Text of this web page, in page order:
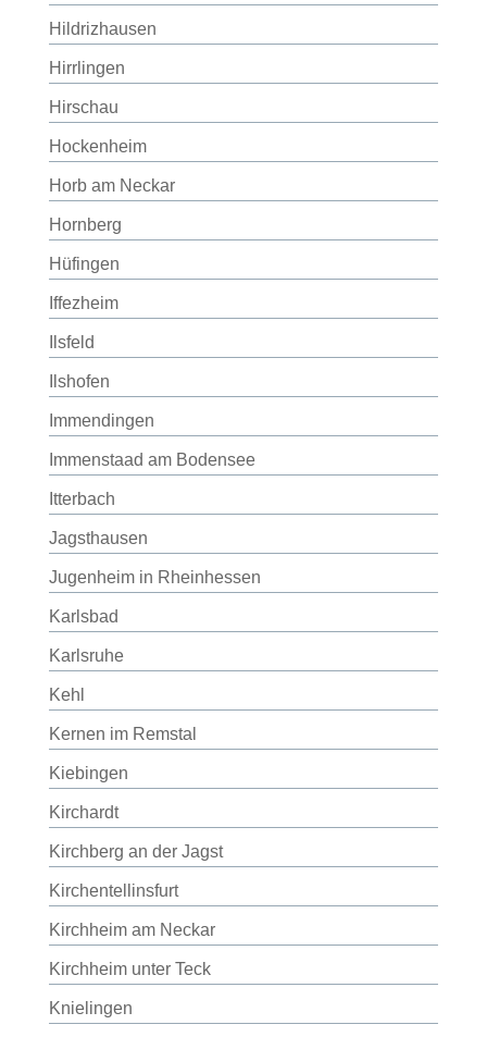
Hildrizhausen
Hirrlingen
Hirschau
Hockenheim
Horb am Neckar
Hornberg
Hüfingen
Iffezheim
Ilsfeld
Ilshofen
Immendingen
Immenstaad am Bodensee
Itterbach
Jagsthausen
Jugenheim in Rheinhessen
Karlsbad
Karlsruhe
Kehl
Kernen im Remstal
Kiebingen
Kirchardt
Kirchberg an der Jagst
Kirchentellinsfurt
Kirchheim am Neckar
Kirchheim unter Teck
Knielingen